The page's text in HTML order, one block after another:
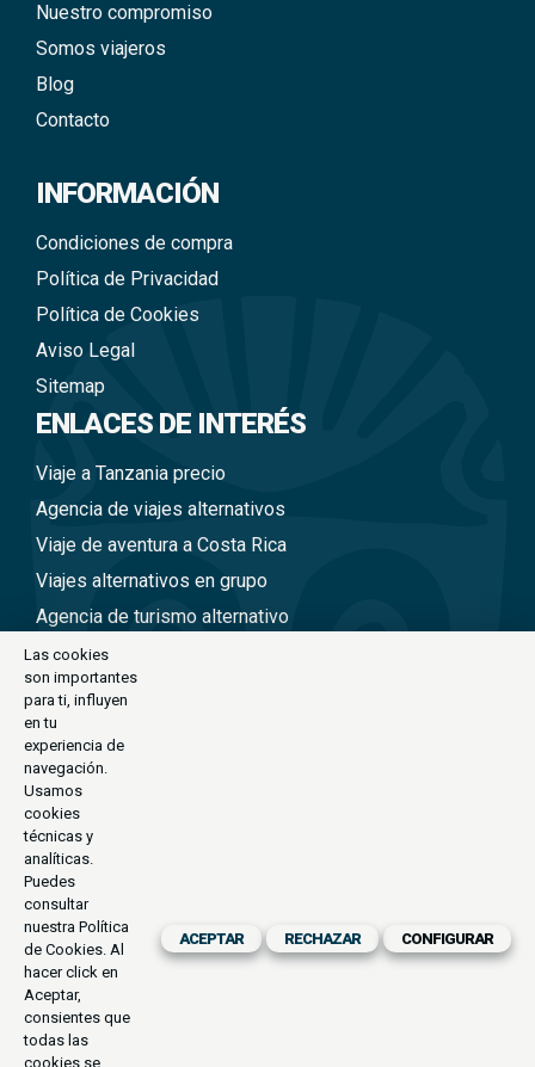
Nuestro compromiso
Somos viajeros
Blog
Contacto
INFORMACIÓN
Condiciones de compra
Política de Privacidad
Política de Cookies
Aviso Legal
Sitemap
ENLACES DE INTERÉS
Viaje a Tanzania precio
Agencia de viajes alternativos
Viaje de aventura a Costa Rica
Viajes alternativos en grupo
Agencia de turismo alternativo
Viajes a Nepal en grupo
Viaje alternativo a Tailandia
Viajes alternativos a Perú
Viajes alternativos a Vietnam
CONTACTO
C/Antoni Maria Claret, 111-113 (Barcelona)
exode@exode.es
934 561 885
Horario:
Lunes a Viernes
09.30-14.00 | 16.00-19.30
Las cookies
son importantes
para ti, influyen
en tu
experiencia de
navegación.
Usamos
cookies
técnicas y
analíticas.
Puedes
consultar
nuestra Política
de Cookies. Al
hacer click en
Aceptar,
consientes que
todas las
cookies se
ACEPTAR RECHAZAR CONFIGURAR